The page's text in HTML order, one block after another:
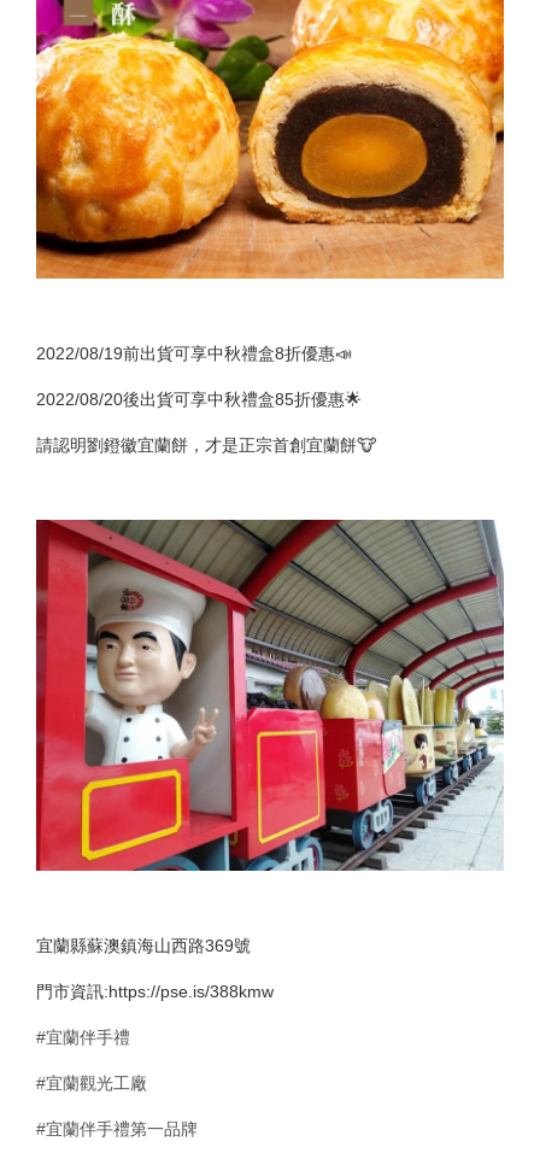
2022/08/19前出貨可享中秋禮盒8折優惠📣
2022/08/20後出貨可享中秋禮盒85折優惠🌟
請認明劉鐙徽宜蘭餅，才是正宗首創宜蘭餅🐮
宜蘭縣蘇澳鎮海山西路369號
門市資訊:https://pse.is/388kmw
#宜蘭伴手禮
#宜蘭觀光工廠
#宜蘭伴手禮第一品牌